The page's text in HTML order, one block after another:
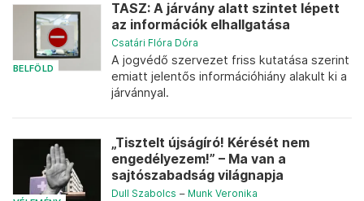
BELFÖLD
TASZ: A járvány alatt szintet lépett
az információk elhallgatása
Csatári Flóra Dóra
A jogvédő szervezet friss kutatása szerint
emiatt jelentős információhiány alakult ki a
járvánnyal.
„Tisztelt újságíró! Kérését nem
engedélyezem!” – Ma van a
sajtószabadság világnapja
Dull Szabolcs – Munk Veronika